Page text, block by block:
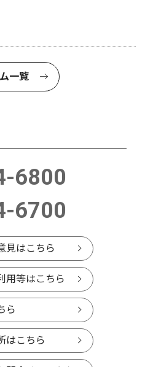
一覧
6800
6700
見はこちら
用等はこちら
ら
はこちら